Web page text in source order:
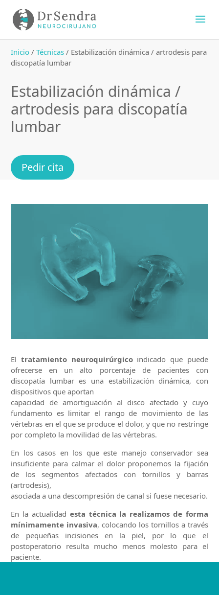
Inicio /Técnicas / Estabilización dinámica / artrodesis para
discopatía lumbar
Estabilización dinámica /
artrodesis para discopatía
lumbar
Pedir cita
Eltratamiento neuroquirúrgicoindicado que puede
ofrecerse en un alto porcentaje de pacientes con
discopatía lumbar es una estabilización dinámica, con
dispositivos que aportan
capacidad de amortiguación al disco afectado y cuyo
fundamento es limitar el rango de movimiento de las
vértebras en el que se produce el dolor, y que no restringe
por completo la movilidad de las vértebras.
En los casos en los que este manejo conservador sea
insuficiente para calmar el dolor proponemos la fijación
de los segmentos afectados con tornillos y barras
(artrodesis),
asociada a una descompresión de canal si fuese necesario.
En la actualidad esta técnica la realizamos de forma
mínimamente invasiva, colocando los tornillos a través
de pequeñas incisiones en la piel, por lo que el
postoperatorio resulta mucho menos molesto para el
paciente.